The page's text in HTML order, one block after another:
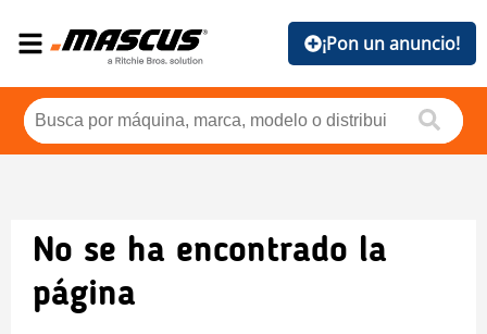
¡Pon un anuncio!
No se ha encontrado la
página